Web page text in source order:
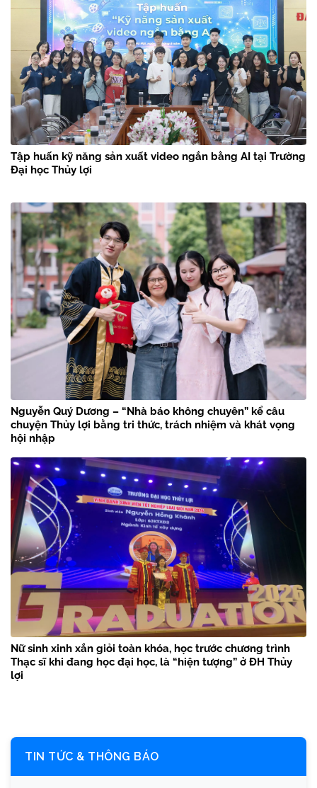
Tập huấn kỹ năng sản xuất video ngắn bằng AI tại Trường
Đại học Thủy lợi
Nguyễn Quý Dương – “Nhà báo không chuyên” kể câu
chuyện Thủy lợi bằng tri thức, trách nhiệm và khát vọng
hội nhập
Nữ sinh xinh xắn giỏi toàn khóa, học trước chương trình
Thạc sĩ khi đang học đại học, là “hiện tượng” ở ĐH Thủy
lợi
TIN TỨC & THÔNG BÁO